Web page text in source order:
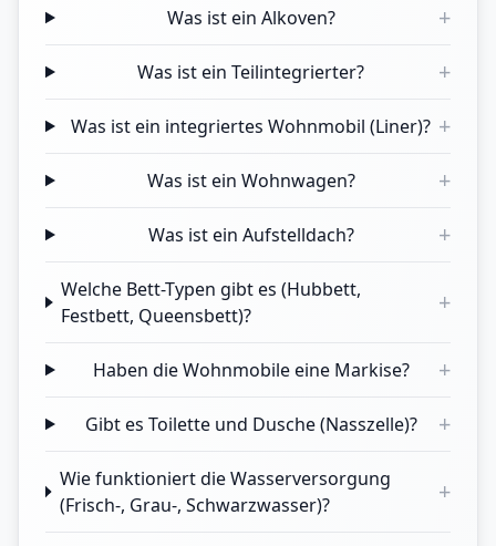
Was ist ein Alkoven? +
Was ist ein Teilintegrierter? +
Was ist ein integriertes Wohnmobil (Liner)? +
Was ist ein Wohnwagen? +
Was ist ein Aufstelldach? +
Welche Bett-Typen gibt es (Hubbett,
Festbett, Queensbett)?
+
Haben die Wohnmobile eine Markise? +
Gibt es Toilette und Dusche (Nasszelle)? +
Wie funktioniert die Wasserversorgung
(Frisch-, Grau-, Schwarzwasser)?
+